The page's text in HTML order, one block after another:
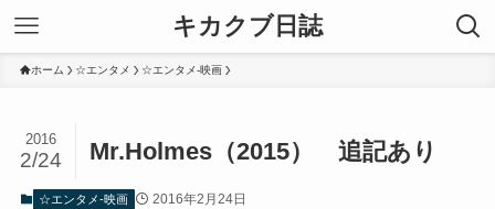
キカクブ日誌
ホーム ☆エンタメ ☆エンタメ-映画
Mr.Holmes（2015） 追記あり
2016
2/24
☆エンタメ-映画 2016年2月24日